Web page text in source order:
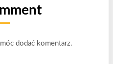
dodać komentarz.